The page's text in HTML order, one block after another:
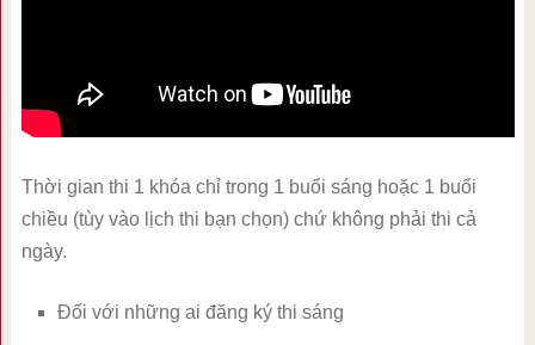
Thời gian thi 1 khóa chỉ trong 1 buổi sáng hoặc 1 buổi
chiều (tùy vào lịch thi bạn chọn) chứ không phải thi cả
ngày.
Đối với những ai đăng ký thi sáng